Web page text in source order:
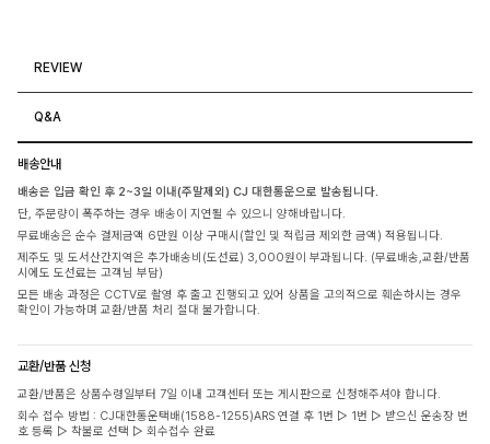
REVIEW
Q&A
배송안내
배송은 입금 확인 후 2~3일 이내(주말제외) CJ 대한통운으로 발송됩니다.
단, 주문량이 폭주하는 경우 배송이 지연될 수 있으니 양해바랍니다.
무료배송은 순수 결제금액 6만원 이상 구매시(할인 및 적립금 제외한 금액) 적용됩니다.
제주도 및 도서산간지역은 추가배송비(도선료) 3,000원이 부과됩니다. (무료배송,교환/반품
시에도 도선료는 고객님 부담)
모든 배송 과정은 CCTV로 촬영 후 출고 진행되고 있어 상품을 고의적으로 훼손하시는 경우
확인이 가능하며 교환/반품 처리 절대 불가합니다.
교환/반품 신청
교환/반품은 상품수령일부터 7일 이내 고객센터 또는 게시판으로 신청해주셔야 합니다.
회수 접수 방법 : CJ대한통운택배(1588-1255)ARS 연결 후 1번 ▷ 1번 ▷ 받으신 운송장 번
호 등록 ▷ 착불로 선택 ▷ 회수접수 완료